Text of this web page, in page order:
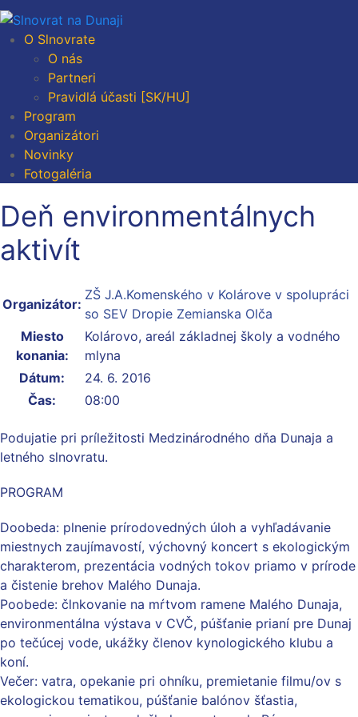
O Slnovrate
O nás
Partneri
Pravidlá účasti [SK/HU]
Program
Organizátori
Novinky
Fotogaléria
Deň environmentálnych
aktivít
Organizátor:
ZŠ J.A.Komenského v Kolárove v spolupráci
so SEV Dropie Zemianska Olča
Miesto
konania:
Kolárovo, areál základnej školy a vodného
mlyna
Dátum:
24. 6. 2016
Čas:
08:00
Podujatie pri príležitosti Medzinárodného dňa Dunaja a
letného slnovratu.
PROGRAM
Doobeda: plnenie prírodovedných úloh a vyhľadávanie
miestnych zaujímavostí, výchovný koncert s ekologickým
charakterom, prezentácia vodných tokov priamo v prírode
a čistenie brehov Malého Dunaja.
Poobede: člnkovanie na mŕtvom ramene Malého Dunaja,
environmentálna výstava v CVČ, púšťanie prianí pre Dunaj
po tečúcej vode, ukážky členov kynologického klubu a
koní.
Večer: vatra, opekanie pri ohníku, premietanie filmu/ov s
ekologickou tematikou, púšťanie balónov šťastia,